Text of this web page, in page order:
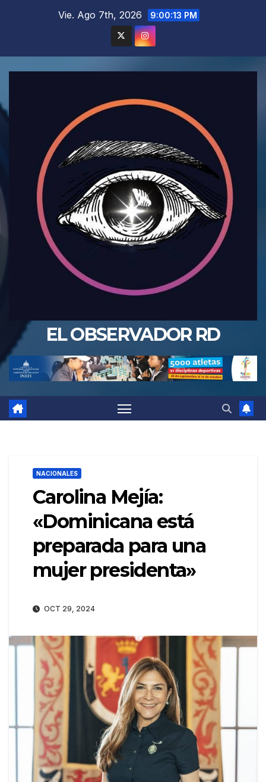
Vie. Ago 7th, 2026 9:00:15 PM
EL OBSERVADOR RD
NACIONALES
Carolina Mejía:
«Dominicana está
preparada para una
mujer presidenta»
OCT 29, 2024